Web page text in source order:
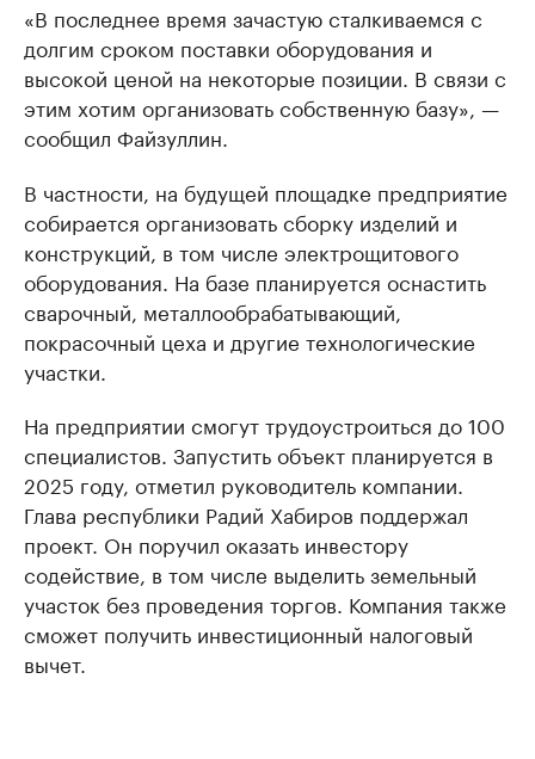
«В последнее время зачастую сталкиваемся с
долгим сроком поставки оборудования и
высокой ценой на некоторые позиции. В связи с
этим хотим организовать собственную базу», —
сообщил Файзуллин.
В частности, на будущей площадке предприятие
собирается организовать сборку изделий и
конструкций, в том числе электрощитового
оборудования. На базе планируется оснастить
сварочный, металлообрабатывающий,
покрасочный цеха и другие технологические
участки.
На предприятии смогут трудоустроиться до 100
специалистов. Запустить объект планируется в
2025 году, отметил руководитель компании.
Глава республики Радий Хабиров поддержал
проект. Он поручил оказать инвестору
содействие, в том числе выделить земельный
участок без проведения торгов. Компания также
сможет получить инвестиционный налоговый
вычет.